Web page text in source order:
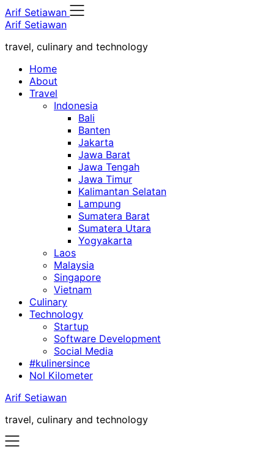
Skip
to
Arif Setiawan
Arif Setiawan
travel, culinary and technology
Home
About
Travel
Indonesia
Bali
Banten
Jakarta
Jawa Barat
Jawa Tengah
Jawa Timur
Kalimantan Selatan
Lampung
Sumatera Barat
Sumatera Utara
Yogyakarta
Laos
Malaysia
Singapore
Vietnam
Culinary
Technology
Startup
Software Development
Social Media
#kulinersince
Nol Kilometer
Arif Setiawan
travel, culinary and technology